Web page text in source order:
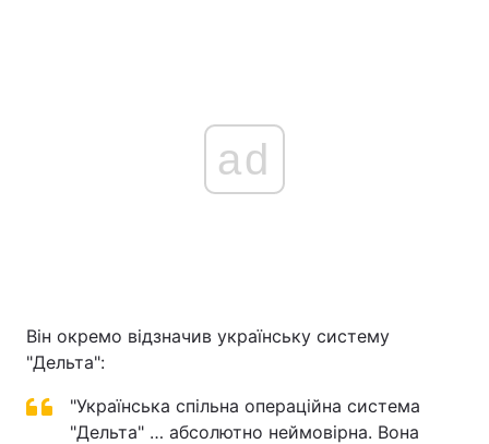
ad
Він окремо відзначив українську систему
"Дельта":
"Українська спільна операційна система
"Дельта" … абсолютно неймовірна. Вона